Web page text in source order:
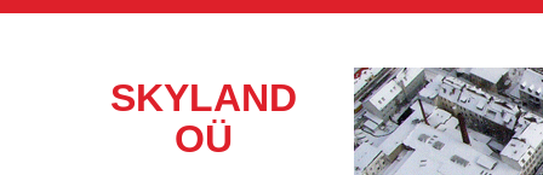
SKYLAND
OÜ